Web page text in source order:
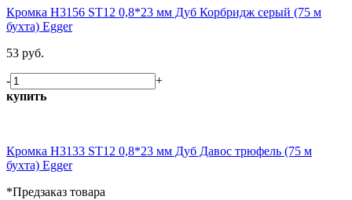
Кромка H3156 ST12 0,8*23 мм Дуб Корбридж серый (75 м
бухта) Egger
53 руб.
-
+
купить
Кромка H3133 ST12 0,8*23 мм Дуб Давос трюфель (75 м
бухта) Egger
*Предзаказ товара